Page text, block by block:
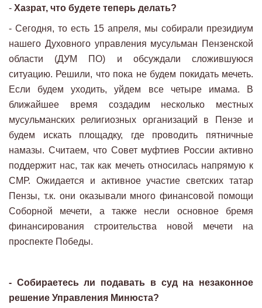
- Хазрат, что будете теперь делать?
- Сегодня, то есть 15 апреля, мы собирали президиум
нашего Духовного управления мусульман Пензенской
области (ДУМ ПО) и обсуждали сложившуюся
ситуацию. Решили, что пока не будем покидать мечеть.
Если будем уходить, уйдем все четыре имама. В
ближайшее время создадим несколько местных
мусульманских религиозных организаций в Пензе и
будем искать площадку, где проводить пятничные
намазы. Считаем, что Совет муфтиев России активно
поддержит нас, так как мечеть относилась напрямую к
СМР. Ожидается и активное участие светских татар
Пензы, т.к. они оказывали много финансовой помощи
Соборной мечети, а также несли основное бремя
финансирования строительства новой мечети на
проспекте Победы.
- Собираетесь ли подавать в суд на незаконное
решение Управления Минюста?